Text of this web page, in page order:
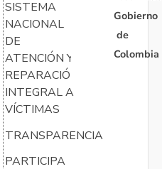
SISTEMA
NACIONAL
DE
ATENCIÓN Y
REPARACIÓN
INTEGRAL A
VÍCTIMAS
TRANSPARENCIA
PARTICIPA
Gobierno
de
Colombia